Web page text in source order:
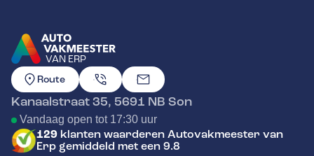
VAN ERP
GA NAAR DE HOMEPAGINA
Route
Kanaalstraat 35, 5691 NB Son
Vandaag open tot 17:30 uur
129 klanten waarderen Autovakmeester van
Erp gemiddeld met een 9.8